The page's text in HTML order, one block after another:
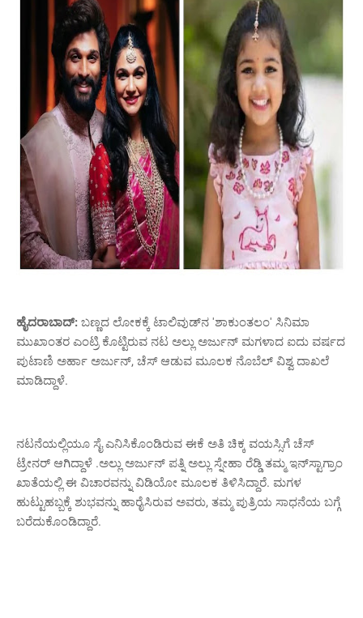
ಹೈದರಾಬಾದ್: ಬಣ್ಣದ ಲೋಕಕ್ಕೆ ಟಾಲಿವುಡ್‌ನ 'ಶಾಕುಂತಲಂ' ಸಿನಿಮಾ
ಮುಖಾಂತರ ಎಂಟ್ರಿ ಕೊಟ್ಟಿರುವ ನಟ ಅಲ್ಲು ಅರ್ಜುನ್ ಮಗಳಾದ ಐದು ವರ್ಷದ
ಪುಟಾಣಿ ಅರ್ಹಾ ಅರ್ಜುನ್‌, ಚೆಸ್‌ ಆಡುವ ಮೂಲಕ ನೊಬೆಲ್‌ ವಿಶ್ವ ದಾಖಲೆ
ಮಾಡಿದ್ದಾಳೆ.
ನಟನೆಯಲ್ಲಿಯೂ ಸೈ ಎನಿಸಿಕೊಂಡಿರುವ ಈಕೆ ಅತಿ ಚಿಕ್ಕ ವಯಸ್ಸಿಗೆ ಚೆಸ್
ಟ್ರೇನರ್ ಆಗಿದ್ದಾಳೆ .ಅಲ್ಲು ಅರ್ಜುನ್‌ ಪತ್ನಿ ಅಲ್ಲು ಸ್ನೇಹಾ ರೆಡ್ಡಿ ತಮ್ಮ ಇನ್‌ಸ್ಟಾಗ್ರಾಂ
ಖಾತೆಯಲ್ಲಿ ಈ ವಿಚಾರವನ್ನು ವಿಡಿಯೋ ಮೂಲಕ ತಿಳಿಸಿದ್ದಾರೆ. ಮಗಳ
ಹುಟ್ಟುಹಬ್ಬಕ್ಕೆ ಶುಭವನ್ನು ಹಾರೈಸಿರುವ ಅವರು, ತಮ್ಮ ಪುತ್ರಿಯ ಸಾಧನೆಯ ಬಗ್ಗೆ
ಬರೆದುಕೊಂಡಿದ್ದಾರೆ.